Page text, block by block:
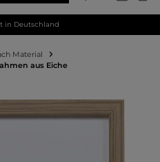
in Deutschland
Material
aus Eiche